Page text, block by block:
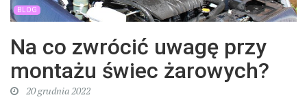
BLOG
Na co zwrócić uwagę przy
montażu świec żarowych?
20 grudnia 2022